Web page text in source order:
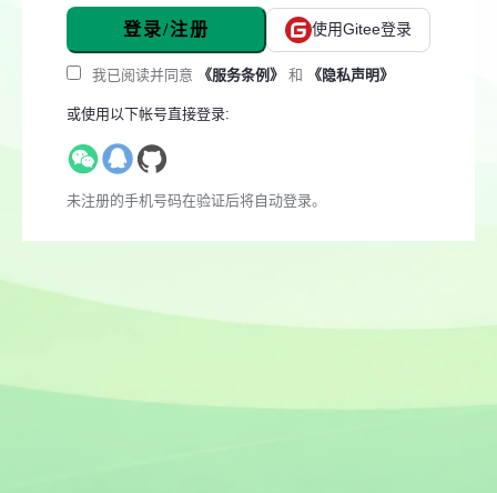
登录/注册 使用Gitee登录
我已阅读并同意 《服务条例》 和 《隐私声明》
或使用以下帐号直接登录:
未注册的手机号码在验证后将自动登录。